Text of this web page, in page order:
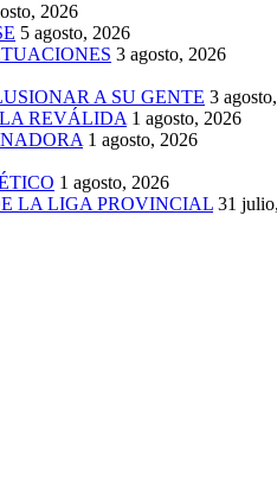
2026
5 agosto, 2026
3 agosto, 2026
A SU GENTE 3
REVÁLIDA 1 agosto, 2026
1 agosto, 2026
1 agosto, 2026
LA LIGA PROVINCIAL 31